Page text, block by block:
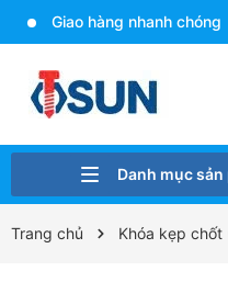
Giao hàng nhanh chóng
Danh mục sản
Trang chủ Khóa kẹp